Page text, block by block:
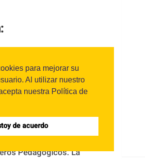
para mejorar su
Al utilizar nuestro
nuestra Política de
de acuerdo
como propósito dar a
más frecuentes de
ortografía y uso
en los textos postulados
primera edición de la
Pedagógicos. La